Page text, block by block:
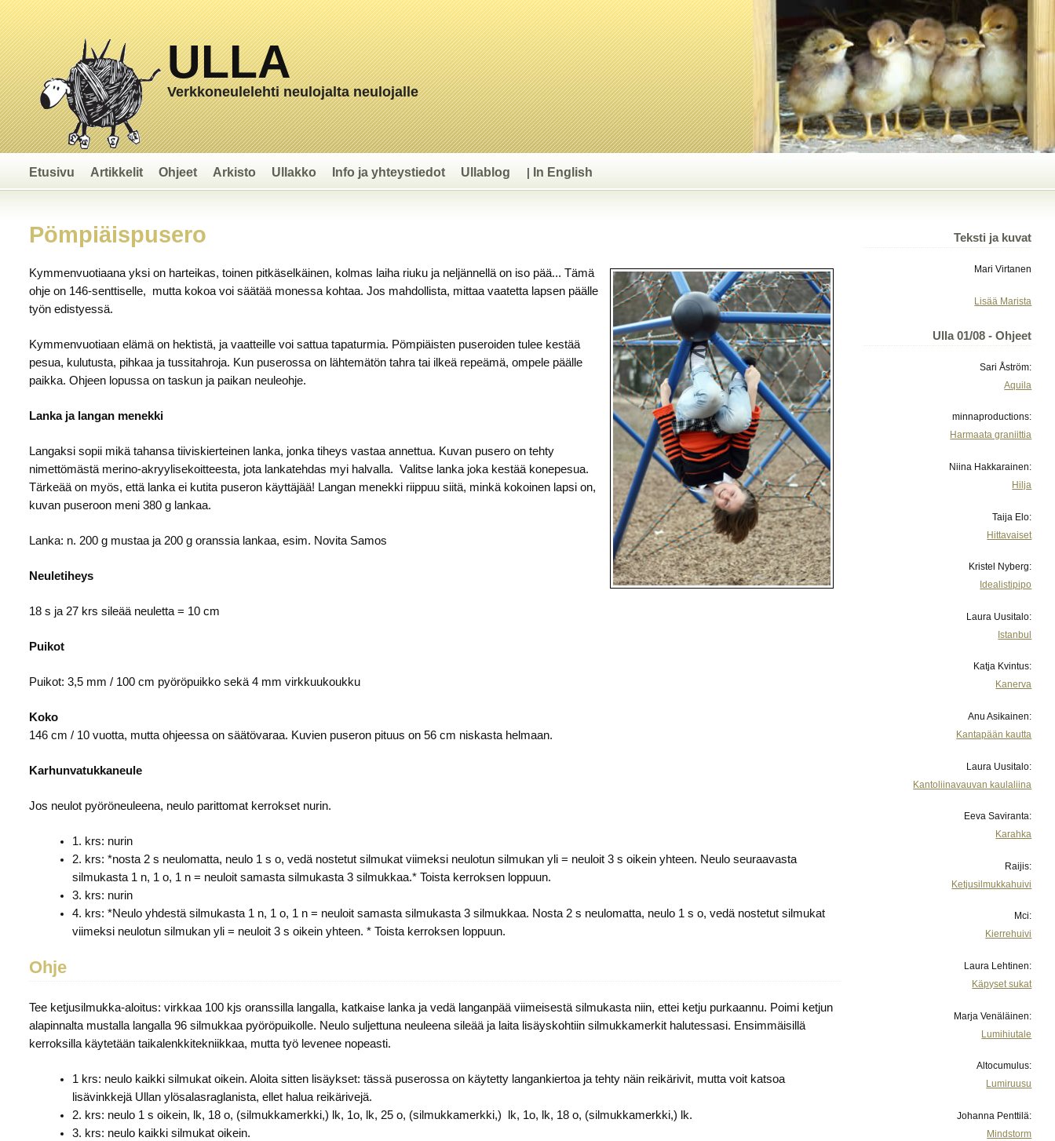
ULLA
Verkkoneulelehti neulojalta neulojalle
Etusivu Artikkelit Ohjeet Arkisto Ullakko Info ja yhteystiedot Ullablog In English
Pömpiäispusero
Kymmenvuotiaana yksi on harteikas, toinen pitkäselkäinen, kolmas laiha riuku ja neljännellä on iso pää... Tämä
ohje on 146-senttiselle, mutta kokoa voi säätää monessa kohtaa. Jos mahdollista, mittaa vaatetta lapsen päälle
työn edistyessä.
Kymmenvuotiaan elämä on hektistä, ja vaatteille voi sattua tapaturmia. Pömpiäisten puseroiden tulee kestää
pesua, kulutusta, pihkaa ja tussitahroja. Kun puserossa on lähtemätön tahra tai ilkeä repeämä, ompele päälle
paikka. Ohjeen lopussa on taskun ja paikan neuleohje.
Lanka ja langan menekki
Langaksi sopii mikä tahansa tiiviskierteinen lanka, jonka tiheys vastaa annettua. Kuvan pusero on tehty
nimettömästä merino-akryylisekoitteesta, jota lankatehdas myi halvalla. Valitse lanka joka kestää konepesua.
Tärkeää on myös, että lanka ei kutita puseron käyttäjää! Langan menekki riippuu siitä, minkä kokoinen lapsi on,
kuvan puseroon meni 380 g lankaa.
Lanka: n. 200 g mustaa ja 200 g oranssia lankaa, esim. Novita Samos
Neuletiheys
18 s ja 27 krs sileää neuletta = 10 cm
Puikot
Puikot: 3,5 mm / 100 cm pyöröpuikko sekä 4 mm virkkuukoukku
Koko
146 cm / 10 vuotta, mutta ohjeessa on säätövaraa. Kuvien puseron pituus on 56 cm niskasta helmaan.
Karhunvatukkaneule
Jos neulot pyöröneuleena, neulo parittomat kerrokset nurin.
1. krs: nurin
2. krs: *nosta 2 s neulomatta, neulo 1 s o, vedä nostetut silmukat viimeksi neulotun silmukan yli = neuloit 3 s oikein yhteen. Neulo seuraavasta
silmukasta 1 n, 1 o, 1 n = neuloit samasta silmukasta 3 silmukkaa.* Toista kerroksen loppuun.
3. krs: nurin
4. krs: *Neulo yhdestä silmukasta 1 n, 1 o, 1 n = neuloit samasta silmukasta 3 silmukkaa. Nosta 2 s neulomatta, neulo 1 s o, vedä nostetut silmukat
viimeksi neulotun silmukan yli = neuloit 3 s oikein yhteen. * Toista kerroksen loppuun.
Ohje
Tee ketjusilmukka-aloitus: virkkaa 100 kjs oranssilla langalla, katkaise lanka ja vedä langanpää viimeisestä silmukasta niin, ettei ketju purkaannu. Poimi ketjun
alapinnalta mustalla langalla 96 silmukkaa pyöröpuikolle. Neulo suljettuna neuleena sileää ja laita lisäyskohtiin silmukkamerkit halutessasi. Ensimmäisillä
kerroksilla käytetään taikalenkkitekniikkaa, mutta työ levenee nopeasti.
1 krs: neulo kaikki silmukat oikein. Aloita sitten lisäykset: tässä puserossa on käytetty langankiertoa ja tehty näin reikärivit, mutta voit katsoa
lisävinkkejä Ullan ylösalasraglanista, ellet halua reikärivejä.
2. krs: neulo 1 s oikein, lk, 18 o, (silmukkamerkki,) lk, 1o, lk, 25 o, (silmukkamerkki,) lk, 1o, lk, 18 o, (silmukkamerkki,) lk.
3. krs: neulo kaikki silmukat oikein.
Teksti ja kuvat
Mari Virtanen
Lisää Marista
Ulla 01/08 - Ohjeet
Sari Åström:
Aquila
minnaproductions:
Harmaata graniittia
Niina Hakkarainen:
Hilja
Taija Elo:
Hittavaiset
Kristel Nyberg:
Idealistipipo
Laura Uusitalo:
Istanbul
Katja Kvintus:
Kanerva
Anu Asikainen:
Kantapään kautta
Laura Uusitalo:
Kantoliinavauvan kaulaliina
Eeva Saviranta:
Karahka
Raijis:
Ketjusilmukkahuivi
Mci:
Kierrehuivi
Laura Lehtinen:
Käpyset sukat
Marja Venäläinen:
Lumihiutale
Altocumulus:
Lumiruusu
Johanna Penttilä:
Mindstorm